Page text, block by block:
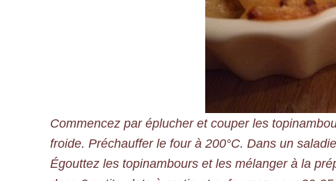
Commencez par éplucher et couper les
froide. Préchauffer le four à 200°C. Dans un
Égouttez les topinambours et les mélanger à la